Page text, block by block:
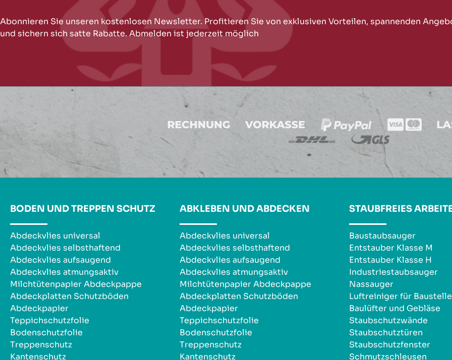
Abonnieren Sie unseren kostenlosen Newsletter. Profitieren Sie von exklusiven Vorteilen, spannenden
und sichern sich satte Rabatte. Abmelden ist jederzeit möglich
BODEN UND TREPPEN SCHUTZ
Abdeckvlies universal
Abdeckvlies selbsthaftend
Abdeckvlies aufsaugend
Abdeckvlies atmungsaktiv
Milchtütenpapier Abdeckpappe
Abdeckplatten Schutzböden
Abdeckpapier
Teppichschutzfolie
Bodenschutzfolie
Treppenschutz
Kantenschutz
ABKLEBEN UND ABDECKEN
Abdeckvlies universal
Abdeckvlies selbsthaftend
Abdeckvlies aufsaugend
Abdeckvlies atmungsaktiv
Milchtütenpapier Abdeckpappe
Abdeckplatten Schutzböden
Abdeckpapier
Teppichschutzfolie
Bodenschutzfolie
Treppenschutz
Kantenschutz
STAUBFREIES
Baustaubsauger
Entstauber Klasse M
Entstauber Klasse H
Industriestaubsauger
Nassauger
Luftreiniger für
Baulüfter und Gebläse
Staubschutzwände
Staubschutztüren
Staubschutzfenster
Schmutzschleusen